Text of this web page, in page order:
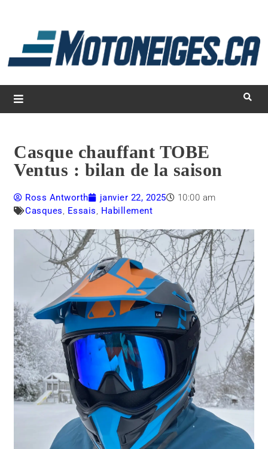
Magazine Motoneiges.ca
Casque chauffant TOBE
Ventus : bilan de la saison
Ross Antworth janvier 22, 2025
10:00 am
Casques, Essais, Habillement